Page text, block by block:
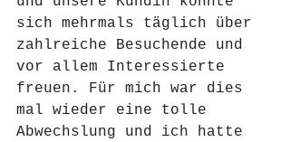
sich mehrmals täglich über
zahlreiche Besuchende und
vor allem Interessierte
freuen. Für mich war dies
mal wieder eine tolle
Abwechslung und ich hatte